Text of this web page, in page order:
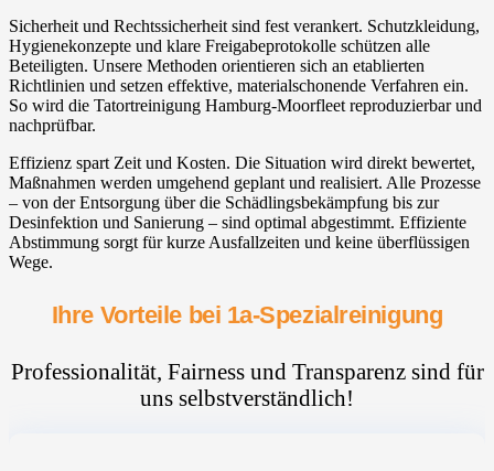
Sicherheit und Rechtssicherheit sind fest verankert. Schutzkleidung,
Hygienekonzepte und klare Freigabeprotokolle schützen alle
Beteiligten. Unsere Methoden orientieren sich an etablierten
Richtlinien und setzen effektive, materialschonende Verfahren ein.
So wird die Tatortreinigung Hamburg-Moorfleet reproduzierbar und
nachprüfbar.
Effizienz spart Zeit und Kosten. Die Situation wird direkt bewertet,
Maßnahmen werden umgehend geplant und realisiert. Alle Prozesse
– von der Entsorgung über die Schädlingsbekämpfung bis zur
Desinfektion und Sanierung – sind optimal abgestimmt. Effiziente
Abstimmung sorgt für kurze Ausfallzeiten und keine überflüssigen
Wege.
Ihre Vorteile bei 1a-Spezialreinigung
Professionalität, Fairness und Transparenz sind für
uns selbstverständlich!